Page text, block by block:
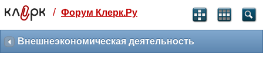
Святые угодники, Клерк без рекламы
прекрасен:)
/ Форум Клерк.Ру
Внешнеэкономическая деятельность